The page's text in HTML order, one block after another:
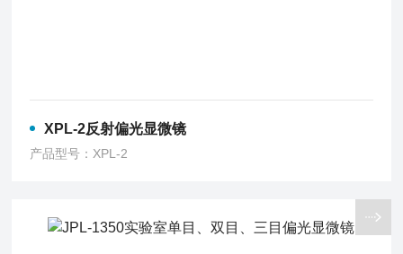
XPL-2反射偏光显微镜
产品型号：XPL-2